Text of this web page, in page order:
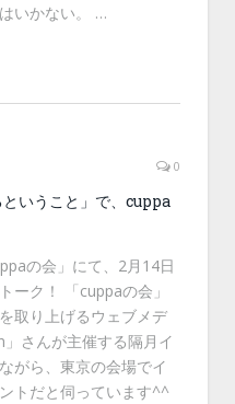
いかない。 …
0
ということ」で、cuppa
の会」にて、2月14日
ーク！ 「cuppaの会」
取り上げるウェブメデ
さんが主催する隔月イ
がら、東京の会場でイ
トだと伺っています^^